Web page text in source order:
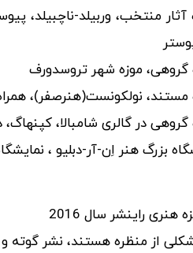
آثار منتخب، وربیلد-